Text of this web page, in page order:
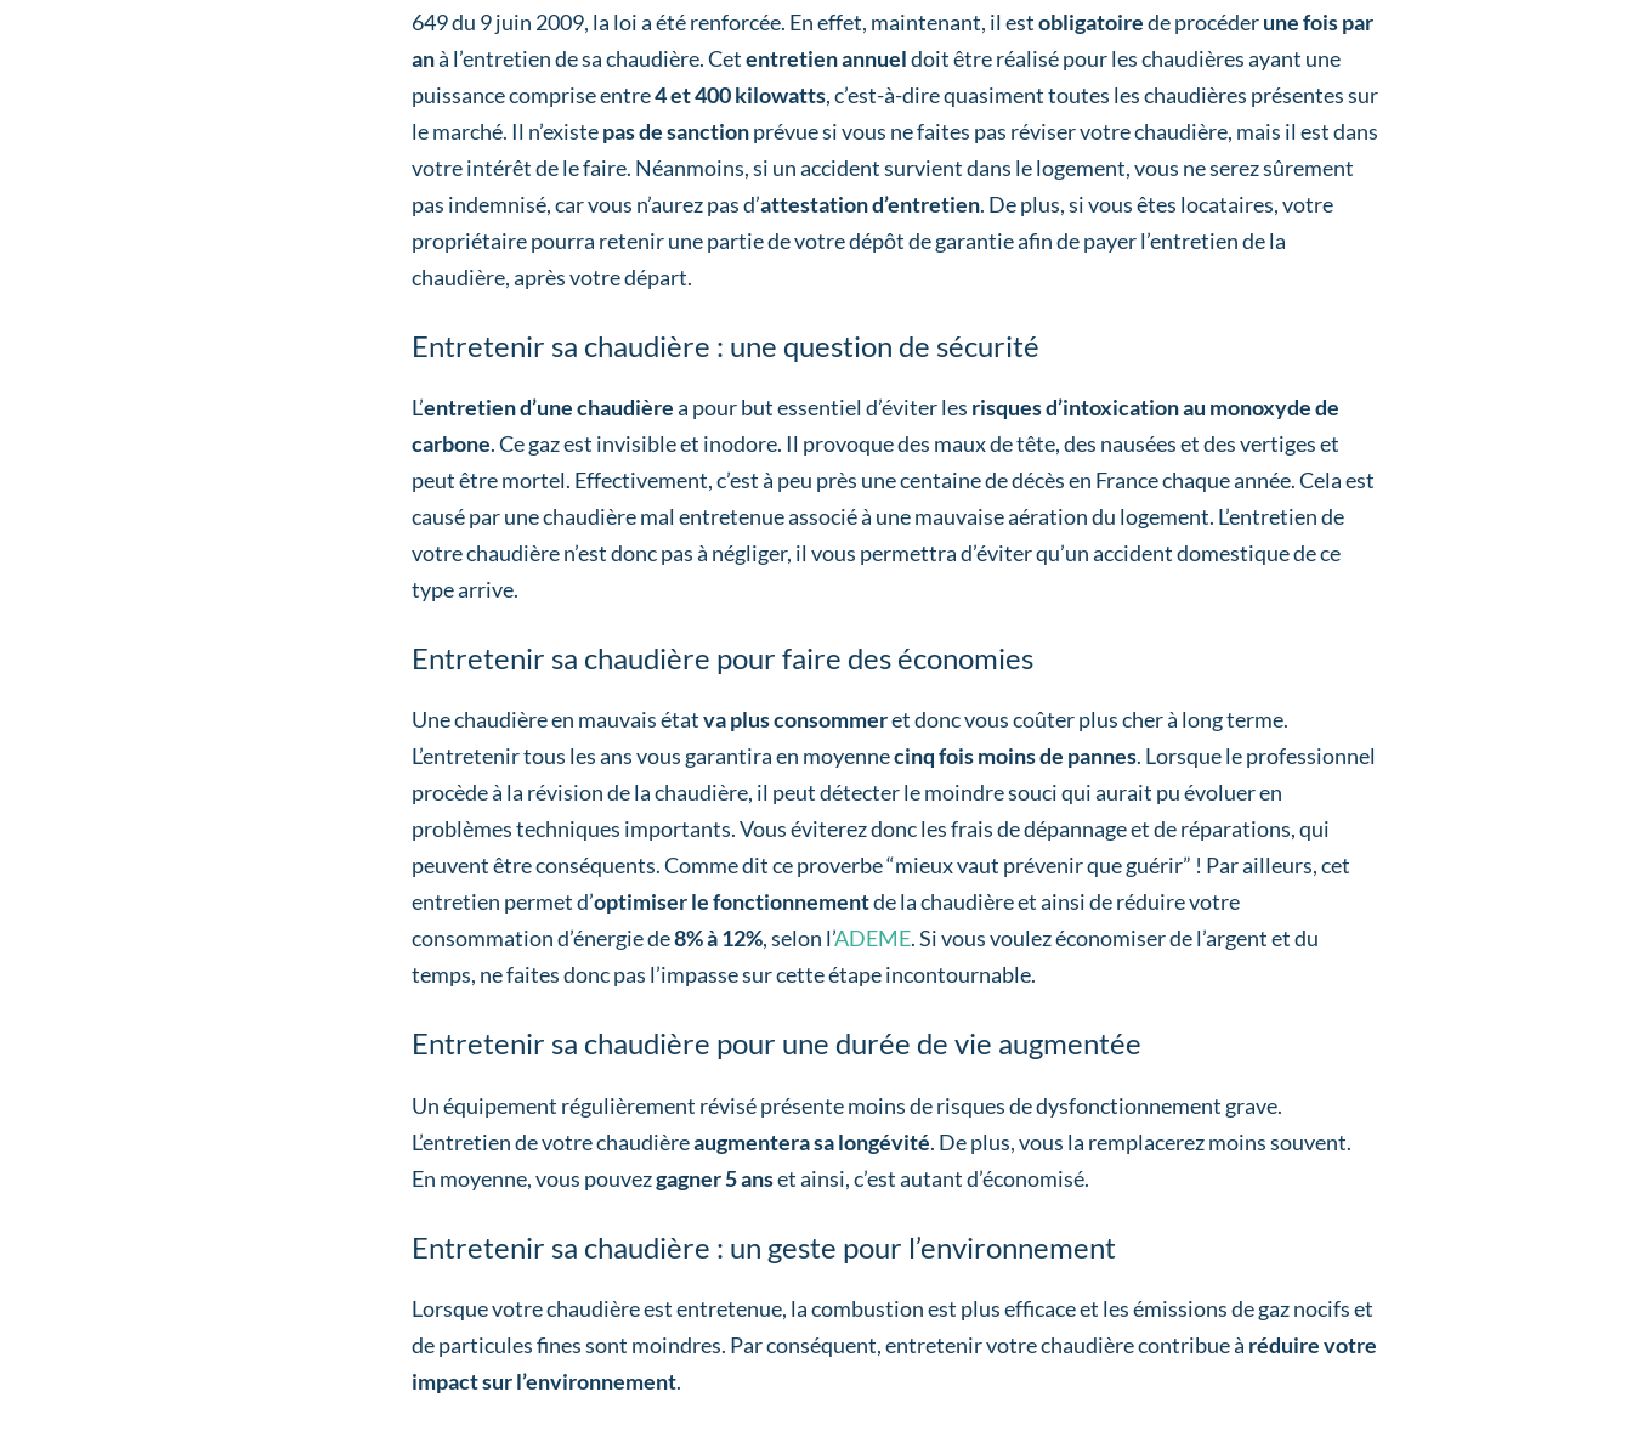
649 du 9 juin 2009, la loi a été renforcée. En effet, maintenant, il estobligatoirede procéderune fois par
anà l’entretien de sa chaudière. Cetentretien annueldoit être réalisé pour les chaudières ayant une
puissance comprise entre4 et 400 kilowatts, c’est-à-dire quasiment toutes les chaudières présentes sur
le marché. Il n’existepas de sanctionprévue si vous ne faites pas réviser votre chaudière, mais il est dans
votre intérêt de le faire. Néanmoins, si un accident survient dans le logement, vous ne serez sûrement
pas indemnisé, car vous n’aurez pas d’attestation d’entretien. De plus, si vous êtes locataires, votre
propriétaire pourra retenir une partie de votre dépôt de garantie afin de payer l’entretien de la
chaudière, après votre départ.
Entretenir sa chaudière : une question de sécurité
L’entretien d’une chaudièrea pour but essentiel d’éviter les risques d’intoxication au monoxyde de
carbone. Ce gaz est invisible et inodore. Il provoque des maux de tête, des nausées et des vertiges et
peut être mortel. Effectivement, c’est à peu près une centaine de décès en France chaque année. Cela est
causé par une chaudière mal entretenue associé à une mauvaise aération du logement. L’entretien de
votre chaudière n’est donc pas à négliger, il vous permettra d’éviter qu’un accident domestique de ce
type arrive.
Entretenir sa chaudière pour faire des économies
Une chaudière en mauvais étatva plus consommeret donc vous coûter plus cher à long terme.
L’entretenir tous les ans vous garantira en moyennecinq fois moins de pannes. Lorsque le professionnel
procède à la révision de la chaudière, il peut détecter le moindre souci qui aurait pu évoluer en
problèmes techniques importants. Vous éviterez donc les frais de dépannage et de réparations, qui
peuvent être conséquents. Comme dit ce proverbe “mieux vaut prévenir que guérir” ! Par ailleurs, cet
entretien permet d’optimiser le fonctionnementde la chaudière et ainsi de réduire votre
consommation d’énergie de8% à 12%, selon l’ADEME. Si vous voulez économiser de l’argent et du
temps, ne faites donc pas l’impasse sur cette étape incontournable.
Entretenir sa chaudière pour une durée de vie augmentée
Un équipement régulièrement révisé présente moins de risques de dysfonctionnement grave.
L’entretien de votre chaudièreaugmentera sa longévité. De plus, vous la remplacerez moins souvent.
En moyenne, vous pouvezgagner 5 anset ainsi, c’est autant d’économisé.
Entretenir sa chaudière : un geste pour l’environnement
Lorsque votre chaudière est entretenue, la combustion est plus efficace et les émissions de gaz nocifs et
de particules fines sont moindres. Par conséquent, entretenir votre chaudière contribue à réduire votre
impact sur l’environnement.